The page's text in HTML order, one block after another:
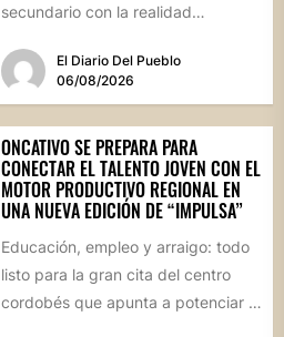
secundario con la realidad
El Diario Del Pueblo
06/08/2026
ONCATIVO SE PREPARA PARA
CONECTAR EL TALENTO JOVEN CON EL
MOTOR PRODUCTIVO REGIONAL EN
UNA NUEVA EDICIÓN DE “IMPULSA”
Educación, empleo y arraigo: todo
listo para la gran cita del centro
cordobés que apunta a potenciar el